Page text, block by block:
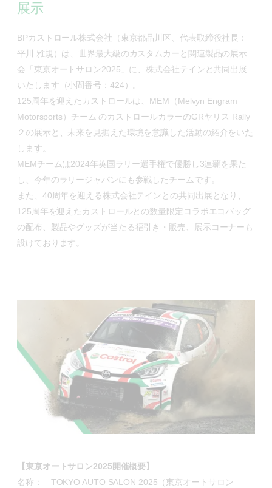
展示
BPカストロール株式会社（東京都品川区、代表取締役社長：
平川 雅規）は、世界最大級のカスタムカーと関連製品の展示
会「東京オートサロン2025」に、株式会社テインと共同出展
いたします（小間番号：424）。
125周年を迎えたカストロールは、MEM（Melvyn Engram
Motorsports）チーム のカストロールカラーのGRヤリス Rally
２の展示と、未来を見据えた環境を意識した活動の紹介をいた
します。
MEMチームは2024年英国ラリー選手権で優勝し3連覇を果た
し、今年のラリージャパンにも参戦したチームです。
また、40周年を迎える株式会社テインとの共同出展となり、
125周年を迎えたカストロールとの数量限定コラボエコバッグ
の配布、製品やグッズが当たる福引き・販売、展示コーナーも
設けております。
【東京オートサロン2025開催概要】
名称： TOKYO AUTO SALON 2025（東京オートサロン